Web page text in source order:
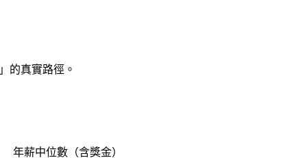
的真實路徑。
年薪中位數（含獎金）